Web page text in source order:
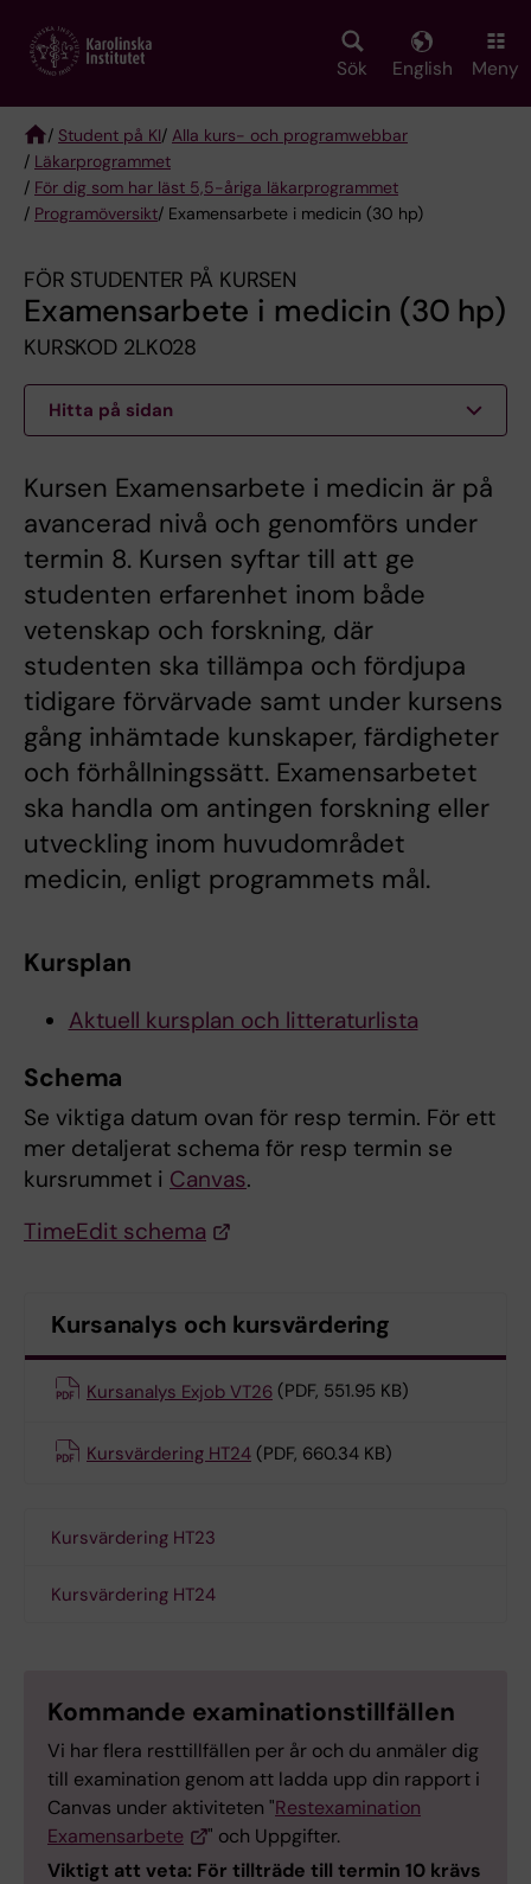
main
Sök English Meny
Breadcrumb
/ Student på KI/ Alla kurs- och programwebbar
/ Läkarprogrammet
/ För dig som har läst 5,5-åriga läkarprogrammet
/ Programöversikt/ Examensarbete i medicin (30 hp)
FÖR STUDENTER PÅ KURSEN
Examensarbete i medicin (30 hp)
KURSKOD 2LK028
Hitta på sidan
Kursen Examensarbete i medicin är på
avancerad nivå och genomförs under
termin 8. Kursen syftar till att ge
studenten erfarenhet inom både
vetenskap och forskning, där
studenten ska tillämpa och fördjupa
tidigare förvärvade samt under kursens
gång inhämtade kunskaper, färdigheter
och förhållningssätt. Examensarbetet
ska handla om antingen forskning eller
utveckling inom huvudområdet
medicin, enligt programmets mål.
Kursplan
Aktuell kursplan och litteraturlista
Schema
Se viktiga datum ovan för resp termin. För ett
mer detaljerat schema för resp termin se
kursrummet i Canvas.
TimeEdit schema
Kursanalys och kursvärdering
Kursanalys Exjob VT26 (PDF, 551.95 KB)
Kursvärdering HT24 (PDF, 660.34 KB)
Kursvärdering HT23
Kursvärdering HT24
Kommande examinationstillfällen
Vi har flera resttillfällen per år och du anmäler dig
till examination genom att ladda upp din rapport i
Canvas under aktiviteten "Restexamination
Examensarbete
" och Uppgifter.
Viktigt att veta: För tillträde till termin 10 krävs